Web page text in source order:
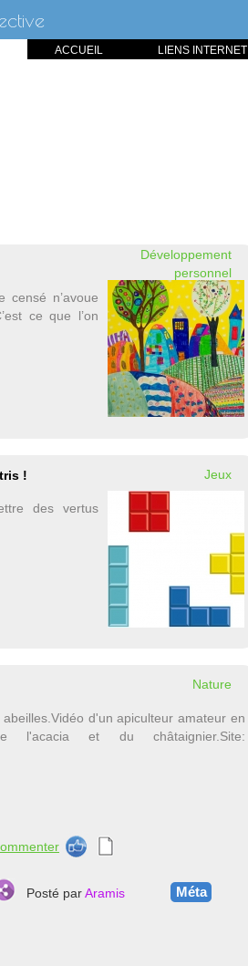
LIENS INTERNET
ACCUEIL
Développement
personnel
censé n’avoue
ce que l’on
! Jeux
des vertus
Nature
d'un apiculteur amateur en
et du châtaignier.Site:
Posté parAramis Méta